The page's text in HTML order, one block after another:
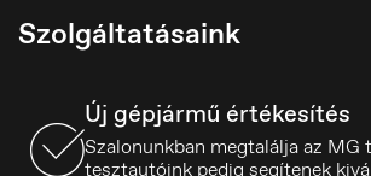
Österreich
Deutsch
Szolgáltatásaink
Új gépjármű értékesítés
Szalonunkban megtalálja az MG
tesztautóink pedig segítenek